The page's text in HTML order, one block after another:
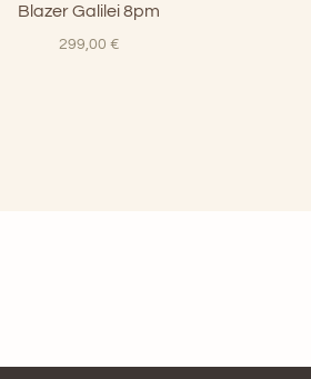
Blazer Galilei 8pm
299,00 €